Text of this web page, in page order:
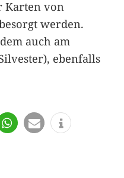
Karten von
werden.
auch am
ebenfalls